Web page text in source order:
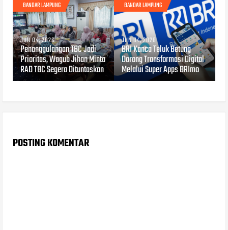
BANDAR LAMPUNG
JUN 04, 2026
Penanggulangan TBC Jadi
Prioritas, Wagub Jihan Minta
RAD TBC Segera Dituntaskan
BANDAR LAMPUNG
JUN 04, 2026
BRI Kanca Teluk Betung
Dorong Transformasi Digital
Melalui Super Apps BRImo
POSTING KOMENTAR